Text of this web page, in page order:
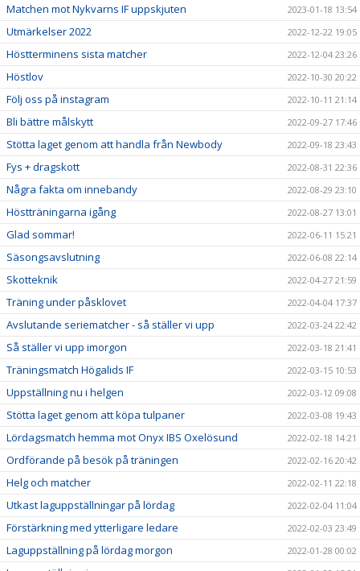
Matchen mot Nykvarns IF uppskjuten 2023-01-18 13:54
Utmärkelser 2022 2022-12-22 19:05
Höstterminens sista matcher 2022-12-04 23:26
Höstlov 2022-10-30 20:22
Följ oss på instagram 2022-10-11 21:14
Bli bättre målskytt 2022-09-27 17:46
Stötta laget genom att handla från Newbody 2022-09-18 23:43
Fys + dragskott 2022-08-31 22:36
Några fakta om innebandy 2022-08-29 23:10
Höstträningarna igång 2022-08-27 13:01
Glad sommar! 2022-06-11 15:21
Säsongsavslutning 2022-06-08 22:14
Skotteknik 2022-04-27 21:59
Träning under påsklovet 2022-04-04 17:37
Avslutande seriematcher - så ställer vi upp 2022-03-24 22:42
Så ställer vi upp imorgon 2022-03-18 21:41
Träningsmatch Högalids IF 2022-03-15 10:53
Uppställning nu i helgen 2022-03-12 09:08
Stötta laget genom att köpa tulpaner 2022-03-08 19:43
Lördagsmatch hemma mot Onyx IBS Oxelösund 2022-02-18 14:21
Ordförande på besök på träningen 2022-02-16 20:42
Helg och matcher 2022-02-11 22:18
Utkast laguppställningar på lördag 2022-02-04 11:04
Förstärkning med ytterligare ledare 2022-02-03 23:49
Laguppställning på lördag morgon 2022-01-28 00:02